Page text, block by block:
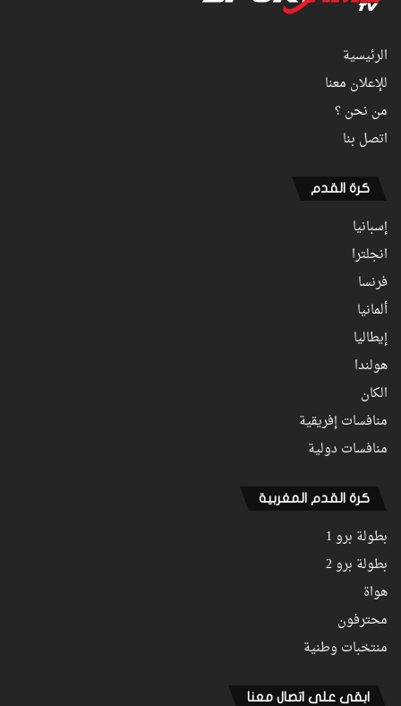
الرئيسية
للإعلان معنا
من نحن ؟
اتصل بنا
كرة القدم
إسبانيا
انجلترا
فرنسا
ألمانيا
إيطاليا
هولندا
الكان
منافسات إفريقية
منافسات دولية
كرة القدم المغربية
بطولة برو 1
بطولة برو 2
هواة
محترفون
منتخبات وطنية
ابقى على اتصال معنا